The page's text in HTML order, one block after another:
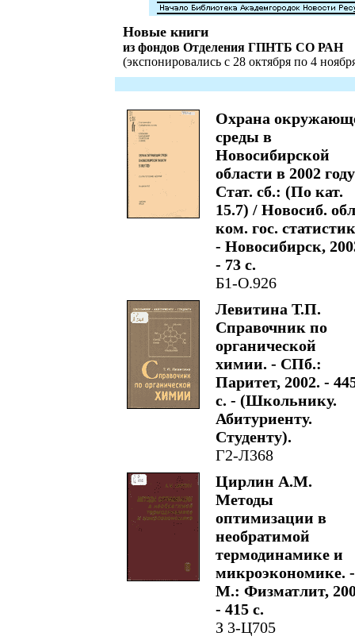
Новые книги
из фондов Отделения ГПНТБ СО РАН
(экспонировались с 28 октября по 4
Охрана
среды в
Новосибирской
области в 2002
Стат. сб.: (По кат.
15.7) / Новосиб.
ком. гос.
- Новосибирск,
- 73 с.
Б1-О.926
Левитина Т.П.
Справочник по
органической
химии. - СПб.:
Паритет, 2002. -
с. - (Школьнику.
Абитуриенту.
Студенту).
Г2-Л368
Цирлин А.М.
Методы
оптимизации в
необратимой
термодинамике и
микроэкономике. -
М.: Физматлит,
- 415 с.
З 3-Ц705